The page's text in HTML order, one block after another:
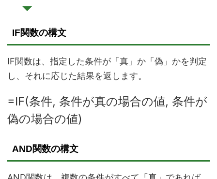
IF関数の構文
IF関数は、指定した条件が「真」か「偽」かを判定
し、それに応じた結果を返します。
=IF(条件, 条件が真の場合の値, 条件が
偽の場合の値)
AND関数の構文